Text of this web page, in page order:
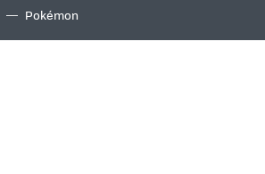
Pokémon